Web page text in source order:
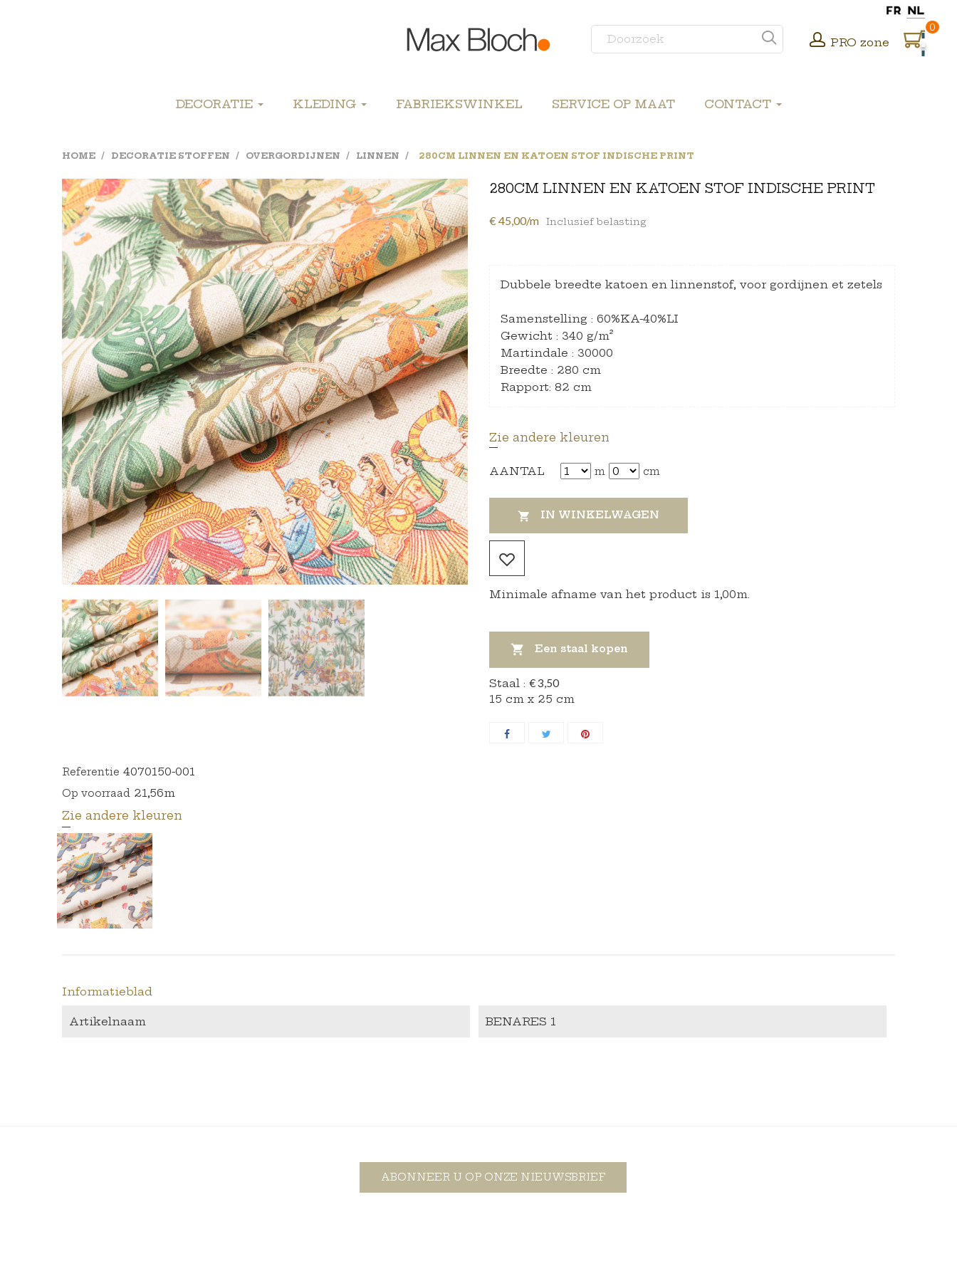
PRO zone
0
DECORATIE KLEDING FABRIEKSWINKEL SERVICE OP MAAT CONTACT
HOME DECORATIE STOFFEN OVERGORDIJNEN LINNEN 280CM LINNEN EN KATOEN STOF INDISCHE PRINT
280CM LINNEN EN KATOEN STOF INDISCHE PRINT
€ 45,00/m Inclusief belasting
Dubbele breedte katoen en linnenstof, voor gordijnen et zetels
Samenstelling : 60%KA-40%LI
Gewicht : 340 g/m²
Martindale : 30000
Breedte : 280 cm
Rapport: 82 cm
Zie andere kleuren
AANTAL m cm
 IN WINKELWAGEN
Minimale afname van het product is 1,00m.
 Een staal kopen
Staal : € 3,50
15 cm x 25 cm
Referentie 4070150-001
Op voorraad 21,56m
Zie andere kleuren
Informatieblad
Artikelnaam BENARES 1
ABONNEER U OP ONZE NIEUWSBRIEF